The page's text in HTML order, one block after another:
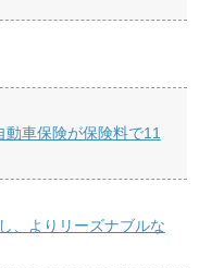
動車保険が保険料で11
、よりリーズナブルな